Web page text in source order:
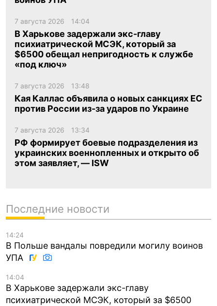
7 августа 2026 14:04
В Харькове задержали экс-главу
психиатрической МСЭК, который за
$6500 обещал непригодность к службе
«под ключ»
7 августа 2026 13:48
Кая Каллас объявила о новых санкциях ЕС
против России из-за ударов по Украине
7 августа 2026 13:34
РФ формирует боевые подразделения из
украинских военнопленных и открыто об
этом заявляет, — ISW
Последние новости
14:24
В Польше вандалы повредили могилу воинов
УПА
14:04
В Харькове задержали экс-главу
психиатрической МСЭК, который за $6500